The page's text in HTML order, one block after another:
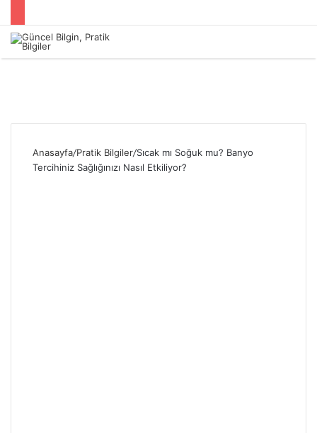
Anasayfa/Pratik Bilgiler/Sıcak mı Soğuk mu? Banyo
Tercihiniz Sağlığınızı Nasıl Etkiliyor?